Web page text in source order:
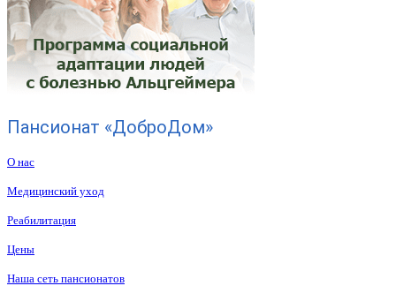
Пансионат «ДоброДом»
О нас
Медицинский уход
Реабилитация
Цены
Наша сеть пансионатов